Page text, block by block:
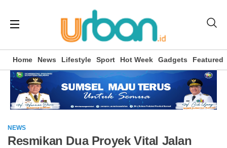
Home News Lifestyle Sport Hot Week Gadgets Featured
NEWS
Resmikan Dua Proyek Vital Jalan